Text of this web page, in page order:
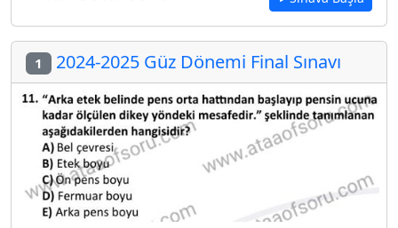
1 2024-2025 Güz Dönemi Final Sınavı